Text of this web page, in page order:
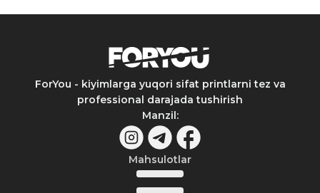
ForYou - kiyimlarga yuqori sifat printlarni tez va
professional darajada tushirish
Manzil:
Mahsulotlar